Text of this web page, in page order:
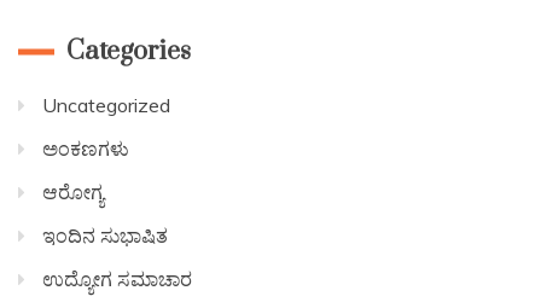
Categories
Uncategorized
ಅಂಕಣಗಳು
ಆರೋಗ್ಯ
ಇಂದಿನ ಸುಭಾಷಿತ
ಉದ್ಯೋಗ ಸಮಾಚಾರ